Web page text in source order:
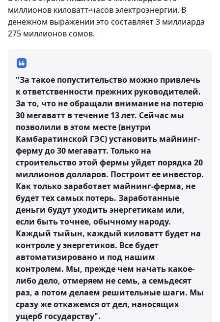
миллионов киловатт-часов электроэнергии. В
денежном выражении это составляет 3 миллиарда
275 миллионов сомов.
"За такое попустительство можно привлечь
к ответственности прежних руководителей.
За то, что не обращали внимание на потерю
30 мегаватт в течение 13 лет. Сейчас мы
позволили в этом месте (внутри
Камбаратинской ГЭС) установить майнинг-
ферму до 30 мегаватт. Только на
строительство этой фермы уйдет порядка 20
миллионов долларов. Построит ее инвестор.
Как только заработает майнинг-ферма, не
будет тех самых потерь. Заработанные
деньги будут уходить энергетикам или,
если быть точнее, обычному народу.
Каждый тыйын, каждый киловатт будет на
контроле у энергетиков. Все будет
автоматизировано и под нашим
контролем. Мы, прежде чем начать какое-
либо дело, отмеряем не семь, а семьдесят
раз, а потом делаем решительные шаги. Мы
сразу же откажемся от дел, наносящих
ущерб государству".